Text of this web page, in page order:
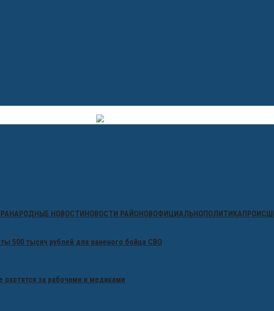
НАРОДНЫЕ НОВОСТИНОВОСТИ РАЙОНОВОФИЦИАЛЬНОПОЛИТИКА
500 тысяч рублей для раненого бойца СВО
за рабочими и медиками